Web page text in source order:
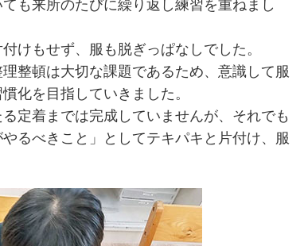
も来所のたびに繰り返し練習を重ねまし
けもせず、服も脱ぎっぱなしでした。
整頓は大切な課題であるため、意識して服
化を目指していきました。
定着までは完成していませんが、それでも
るべきこと」としてテキパキと片付け、服